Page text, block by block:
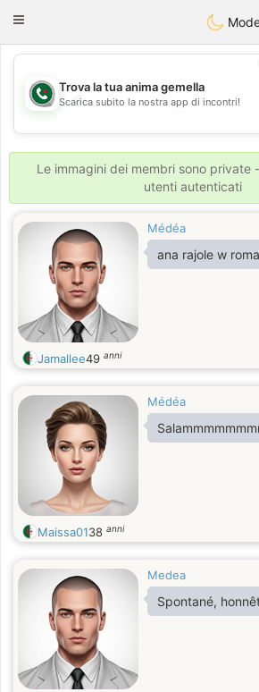
Weshrak
Toggle
💖
💕
Trova la tua anima gemella
Scarica subito la nostra app di incontri!
Le immagini dei membri sono private
utenti autenticati
Médéa
ana rajole w
Jamallee49 anni
Médéa
Maissa0138 anni
Medea
Spontané,